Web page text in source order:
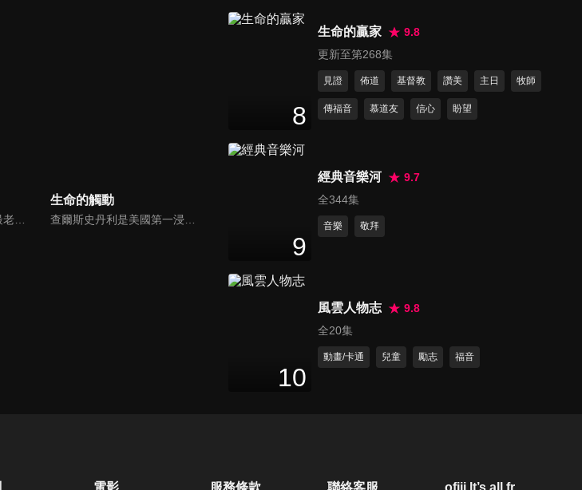
「劉三講古」是好消息最老牌的節目，除了加入戲劇元素「喳唸伯與長腳姨」外，並蒐集無數史料，找到美好而精彩的基督徒生命故事，好讓福音更輕鬆真實的呈現在觀眾眼前。
生命的觸動
查爾斯史丹利是美國第一浸信會的榮譽牧師，也是In Touch Ministries（生命的觸動）的創始人，更是紐約時報暢銷書作家。
47分鐘
第470集 畢業前的重大考驗？
47分鐘
教你突破減肥停滯期！
第473集 家的問題千萬種，要
47分鐘
8
生命的贏家
9.8
更新至第268集
見證 佈道 基督教 讚美 主日 牧師
傳福音 慕道友 信心 盼望
9
經典音樂河
9.7
全344集
音樂 敬拜
10
風雲人物志
9.8
全20集
動畫/卡通 兒童 勵志 福音
電影 服務條款 聯絡客服